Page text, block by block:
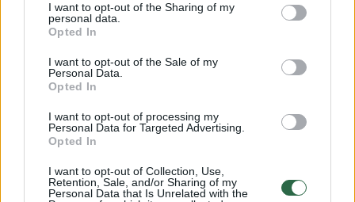
I want to opt-out of the Sharing of my
personal data.
Opted In
I want to opt-out of the Sale of my
Personal Data.
Opted In
I want to opt-out of processing my
Personal Data for Targeted Advertising.
Opted In
I want to opt-out of Collection, Use,
Retention, Sale, and/or Sharing of my
Personal Data that Is Unrelated with the
Vaizdai iš tragiškos avarijos Vilniaus r.: dviejų moterų ir
Žinios | Lietuvos diena
00:00:59
Nufilmavo, kaip patvino Vilniaus Vakarinis aplinkkelis:
Žinios | Lietuvos diena